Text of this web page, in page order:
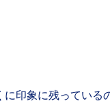
印象に残っている